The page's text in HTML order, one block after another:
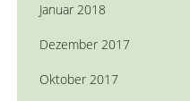
Januar 2018
Dezember 2017
Oktober 2017